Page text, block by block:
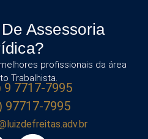
Assessoria
profissionais da área
Trabalhista.
9 7717-7995
97717-7995